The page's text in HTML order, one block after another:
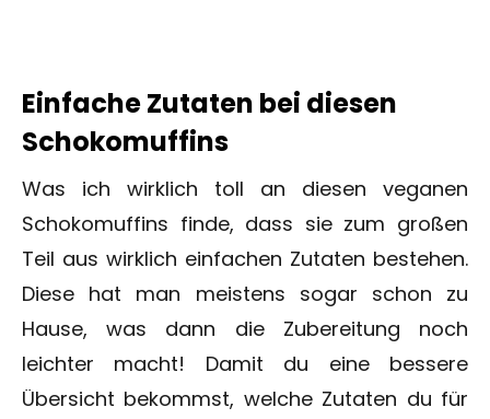
Einfache Zutaten bei diesen
Schokomuffins
Was ich wirklich toll an diesen veganen
Schokomuffins finde, dass sie zum großen
Teil aus wirklich einfachen Zutaten bestehen.
Diese hat man meistens sogar schon zu
Hause, was dann die Zubereitung noch
leichter macht! Damit du eine bessere
Übersicht bekommst, welche Zutaten du für